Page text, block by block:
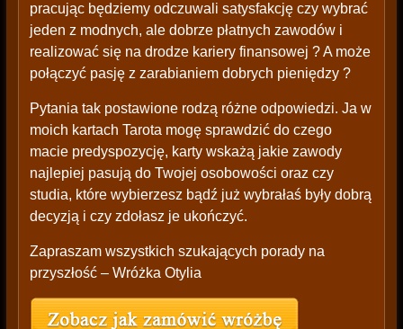
pracując będziemy odczuwali satysfakcję czy wybrać
jeden z modnych, ale dobrze płatnych zawodów i
realizować się na drodze kariery finansowej ? A może
połączyć pasję z zarabianiem dobrych pieniędzy ?
Pytania tak postawione rodzą różne odpowiedzi. Ja w
moich kartach Tarota mogę sprawdzić do czego
macie predyspozycję, karty wskażą jakie zawody
najlepiej pasują do Twojej osobowości oraz czy
studia, które wybierzesz bądź już wybrałaś były dobrą
decyzją i czy zdołasz je ukończyć.
Zapraszam wszystkich szukających porady na
przyszłość – Wróżka Otylia